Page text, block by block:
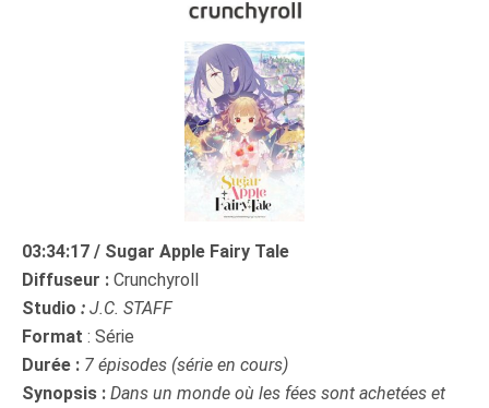
03:34:17 / Sugar Apple Fairy Tale
Diffuseur : Crunchyroll
Studio : J.C. STAFF
Format : Série
Durée : 7 épisodes (série en cours)
Synopsis : Dans un monde où les fées sont achetées et